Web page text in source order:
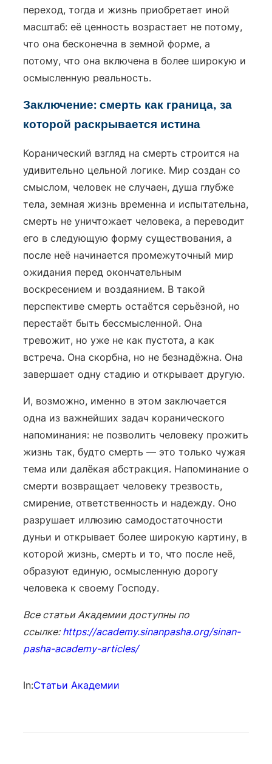
переход, тогда и жизнь приобретает иной
масштаб: её ценность возрастает не потому,
что она бесконечна в земной форме, а
потому, что она включена в более широкую и
осмысленную реальность.
Заключение: смерть как граница, за
которой раскрывается истина
Коранический взгляд на смерть строится на
удивительно цельной логике. Мир создан со
смыслом, человек не случаен, душа глубже
тела, земная жизнь временна и испытательна,
смерть не уничтожает человека, а переводит
его в следующую форму существования, а
после неё начинается промежуточный мир
ожидания перед окончательным
воскресением и воздаянием. В такой
перспективе смерть остаётся серьёзной, но
перестаёт быть бессмысленной. Она
тревожит, но уже не как пустота, а как
встреча. Она скорбна, но не безнадёжна. Она
завершает одну стадию и открывает другую.
И, возможно, именно в этом заключается
одна из важнейших задач коранического
напоминания: не позволить человеку прожить
жизнь так, будто смерть — это только чужая
тема или далёкая абстракция. Напоминание о
смерти возвращает человеку трезвость,
смирение, ответственность и надежду. Оно
разрушает иллюзию самодостаточности
дуньи и открывает более широкую картину, в
которой жизнь, смерть и то, что после неё,
образуют единую, осмысленную дорогу
человека к своему Господу.
Все статьи Академии доступны по
ссылке: https://academy.sinanpasha.org/sinan-
pasha-academy-articles/
In:Статьи Академии